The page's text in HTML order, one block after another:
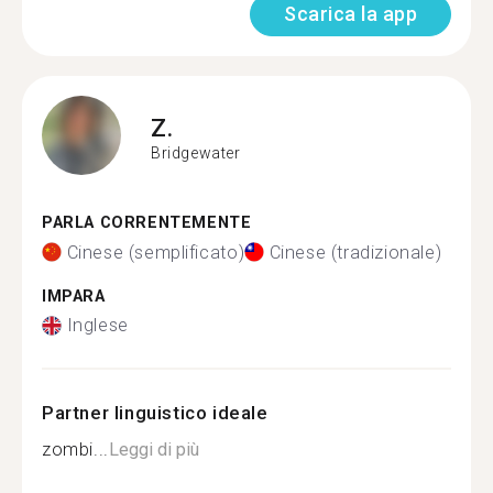
Scarica la app
Z.
Bridgewater
PARLA CORRENTEMENTE
Cinese (semplificato) Cinese (tradizionale)
IMPARA
Inglese
Partner linguistico ideale
zombi...Leggi di più